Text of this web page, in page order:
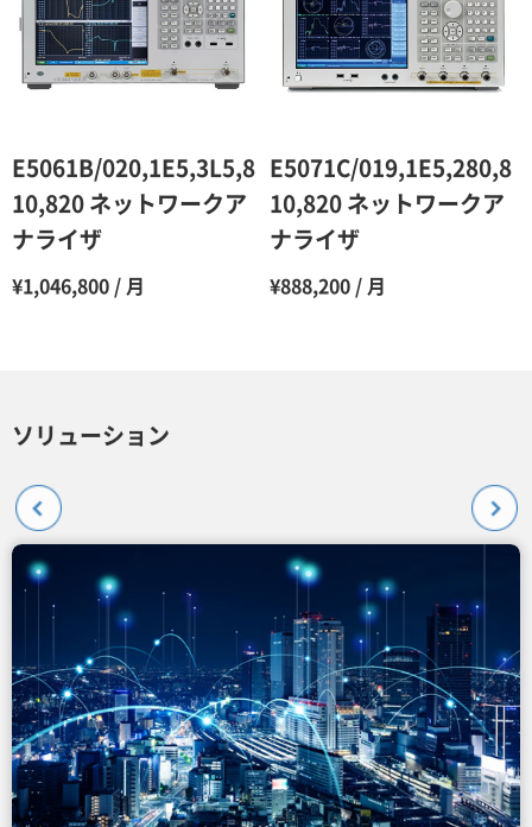
E5061B/020,1E5,3L5,8
10,820 ネットワークア
ナライザ
¥1,046,800 / 月
E5071C/019,1E5,280,8
10,820 ネットワークア
ナライザ
¥888,200 / 月
ソリューション